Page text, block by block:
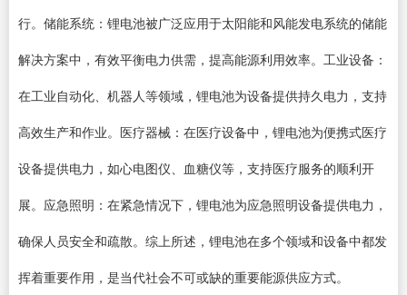
行。储能系统：锂电池被广泛应用于太阳能和风能发电系统的储能
解决方案中，有效平衡电力供需，提高能源利用效率。工业设备：
在工业自动化、机器人等领域，锂电池为设备提供持久电力，支持
高效生产和作业。医疗器械：在医疗设备中，锂电池为便携式医疗
设备提供电力，如心电图仪、血糖仪等，支持医疗服务的顺利开
展。应急照明：在紧急情况下，锂电池为应急照明设备提供电力，
确保人员安全和疏散。综上所述，锂电池在多个领域和设备中都发
挥着重要作用，是当代社会不可或缺的重要能源供应方式。